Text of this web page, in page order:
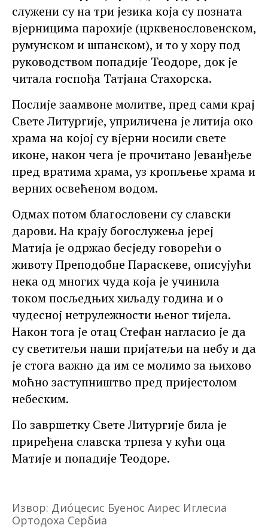
служени су на три језика која су позната
вјерницима парохије (црквенословенском,
румунском и шпанском), и то у хору под
руководством попадије Теодоре, док је
читала госпођа Татјана Стахорска.
Послије заамвоне молитве, пред сами крај
Свете Литургије, уприличена је литија око
храма на којој су вјерни носили свете
иконе, након чега је прочитано Јеванђеље
пред вратима храма, уз кропљење храма и
верних освећеном водом.
Одмах потом благословени су славски
дарови. На крају богослужења јереј
Матија је одржао бесједу говорећи о
животу Преподобне Параскеве, описујући
нека од многих чуда која је учинила
током посљедњих хиљаду година и о
чудесној нетрулежности њеног тијела.
Након тога је отац Стефан нагласио је да
су светитељи наши пријатељи на небу и да
је стога важно да им се молимо за њихово
моћно заступништво пред пријестолом
небеским.
По завршетку Свете Литургије била је
приређена славска трпеза у кући оца
Матије и попадије Теодоре.
Извор: Диóцесис Буенос Аирес Иглесиа
Ортодоxа Сербиа